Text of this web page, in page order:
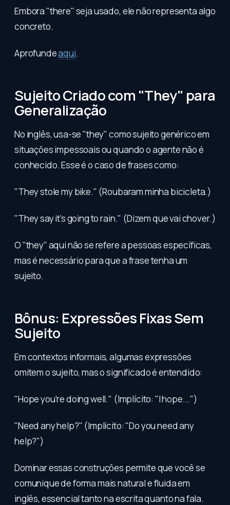
Embora "there" seja usado, ele não representa algo
concreto.
Aprofundeaqui.
Sujeito Criado com "They" para
Generalização
No inglês, usa-se "they" como sujeito genérico em
situações impessoais ou quando o agente não é
conhecido. Esse é o caso de frases como:
"They stole my bike." (Roubaram minha bicicleta.)
"They say it’s going to rain." (Dizem que vai chover.)
O "they" aqui não se refere a pessoas específicas,
mas é necessário para que a frase tenha um
sujeito.
Bônus: Expressões Fixas Sem
Sujeito
Em contextos informais, algumas expressões
omitem o sujeito, mas o significado é entendido:
"Hope you’re doing well." (Implícito: "I hope...")
"Need any help?" (Implícito: "Do you need any
help?")
Dominar essas construções permite que você se
comunique de forma mais natural e fluida em
inglês, essencial tanto na escrita quanto na fala.